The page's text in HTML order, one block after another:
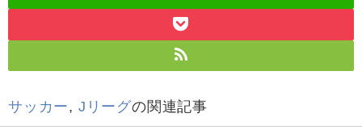
サッカー, Jリーグの関連記事